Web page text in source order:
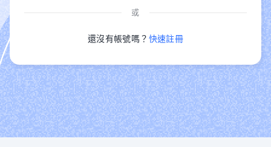
或
還沒有帳號嗎？ 快速註冊